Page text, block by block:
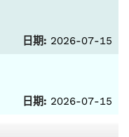
日期: 2026-07-15
日期: 2026-07-15